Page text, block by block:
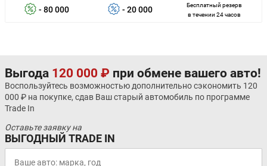
- 80 000 - 20 000
Бесплатный резерв
в течении 24 часов
Выгода 120 000 ₽ при обмене вашего авто!
Воспользуйтесь возможностью дополнительно сэкономить 120
000 ₽ на покупке, сдав Ваш старый автомобиль по программе
Trade In
Оставьте заявку на
ВЫГОДНЫЙ TRADE IN